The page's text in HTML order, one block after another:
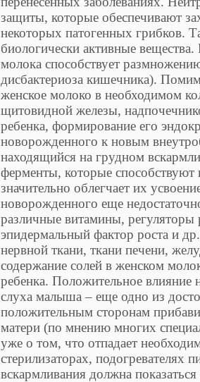
защиты, которые обеспечивают
некоторых патогенных грибков.
биологически активные
молока способствует
дисбактериоза кишечника).
женское молоко в необходимом
щитовидной железы,
ребенка, формирование его
новорожденного к новым
находящийся на грудном
ферменты, которые
значительно облегчает их
новорожденного еще
различные витамины, регуляторы
эпидермальный фактор роста и
нервной ткани, ткани печени,
содержание солей в женском
ребенка. Положительное влияние
слуха малыша – еще одно из
положительным сторонам
матери (по мнению многих
уже о том, что отпадает
стерилизаторах, подогревателях
вскармливания должна